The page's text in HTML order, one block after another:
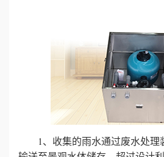
1、收集的雨水通过废水处理